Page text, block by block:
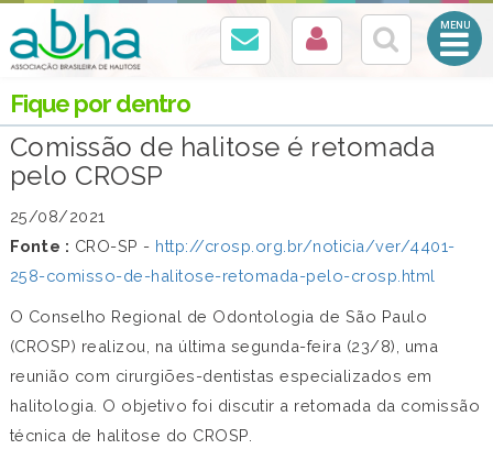
Abrir
Menu
Mobile
Fique por dentro
Comissão de halitose é retomada
pelo CROSP
25/08/2021
Fonte : CRO-SP - http://crosp.org.br/noticia/ver/4401-
258-comisso-de-halitose-retomada-pelo-crosp.html
O Conselho Regional de Odontologia de São Paulo
(CROSP) realizou, na última segunda-feira (23/8), uma
reunião com cirurgiões-dentistas especializados em
halitologia. O objetivo foi discutir a retomada da comissão
técnica de halitose do CROSP.